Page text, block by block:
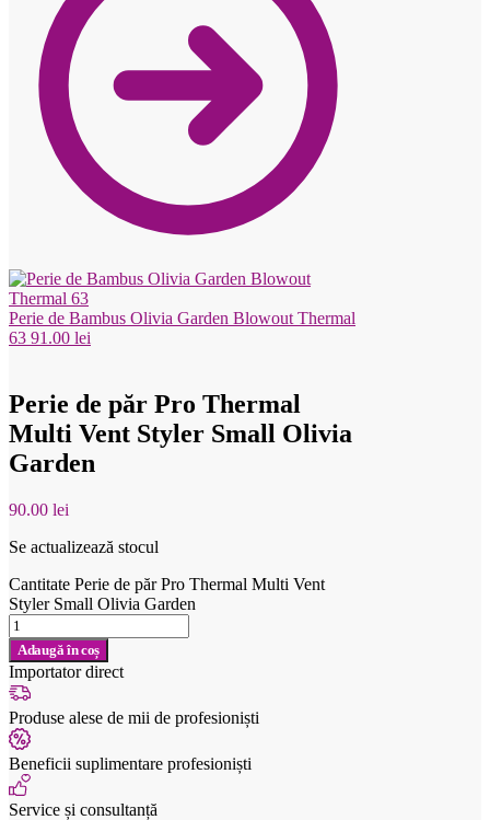
Perie de Bambus Olivia Garden Blowout Thermal
63 91.00 lei
Perie de păr Pro Thermal
Multi Vent Styler Small Olivia
Garden
90.00 lei
Se actualizează stocul
Cantitate Perie de păr Pro Thermal Multi Vent
Styler Small Olivia Garden
Adaugă în coș
Importator direct
Produse alese de mii de profesioniști
Beneficii suplimentare profesioniști
Service și consultanță